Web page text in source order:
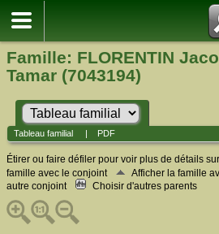
Famille: FLORENTIN
Tamar (7043194)
Tableau familial PDF
Étirer ou faire défiler pour voir plus de détails
famille avec le conjoint
Afficher la famille
autre conjoint
Choisir d'autres parents